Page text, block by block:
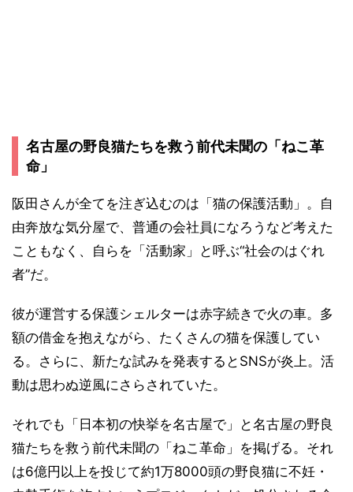
名古屋の野良猫たちを救う前代未聞の「ねこ革
命」
阪田さんが全てを注ぎ込むのは「猫の保護活動」。自
由奔放な気分屋で、普通の会社員になろうなど考えた
こともなく、自らを「活動家」と呼ぶ“社会のはぐれ
者”だ。
彼が運営する保護シェルターは赤字続きで火の車。多
額の借金を抱えながら、たくさんの猫を保護してい
る。さらに、新たな試みを発表するとSNSが炎上。活
動は思わぬ逆風にさらされていた。
それでも「日本初の快挙を名古屋で」と名古屋の野良
猫たちを救う前代未聞の「ねこ革命」を掲げる。それ
は6億円以上を投じて約1万8000頭の野良猫に不妊・